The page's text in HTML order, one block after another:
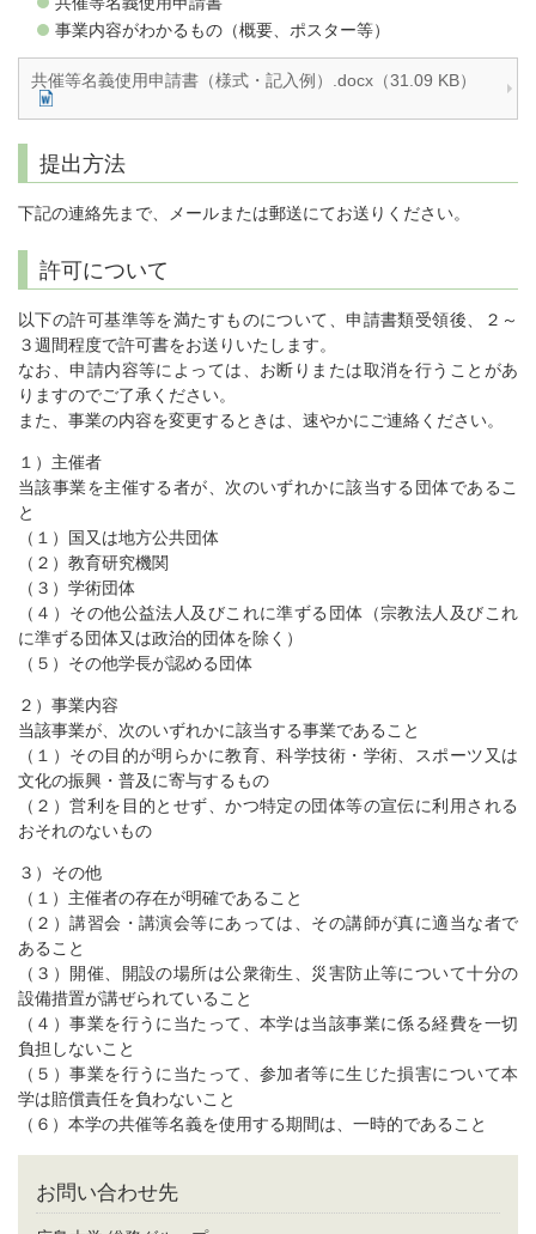
事業内容がわかるもの（概要、ポスター等）
共催等名義使用申請書（様式・記入例）.docx（31.09 KB）
提出方法
下記の連絡先まで、メールまたは郵送にてお送りください。
許可について
以下の許可基準等を満たすものについて、申請書類受領後、２～
３週間程度で許可書をお送りいたします。
なお、申請内容等によっては、お断りまたは取消を行うことがあ
りますのでご了承ください。
また、事業の内容を変更するときは、速やかにご連絡ください。
１）主催者
当該事業を主催する者が、次のいずれかに該当する団体であるこ
と
（１）国又は地方公共団体
（２）教育研究機関
（３）学術団体
（４）その他公益法人及びこれに準ずる団体（宗教法人及びこれ
に準ずる団体又は政治的団体を除く）
（５）その他学長が認める団体
２）事業内容
当該事業が、次のいずれかに該当する事業であること
（１）その目的が明らかに教育、科学技術・学術、スポーツ又は
文化の振興・普及に寄与するもの
（２）営利を目的とせず、かつ特定の団体等の宣伝に利用される
おそれのないもの
３）その他
（１）主催者の存在が明確であること
（２）講習会・講演会等にあっては、その講師が真に適当な者で
あること
（３）開催、開設の場所は公衆衛生、災害防止等について十分の
設備措置が講ぜられていること
（４）事業を行うに当たって、本学は当該事業に係る経費を一切
負担しないこと
（５）事業を行うに当たって、参加者等に生じた損害について本
学は賠償責任を負わないこと
（６）本学の共催等名義を使用する期間は、一時的であること
お問い合わせ先